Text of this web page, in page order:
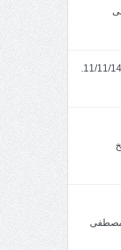
خطبة الجمعة: ميلاد باب الجنان .بتاريخ11/11/1446.
مصطفى